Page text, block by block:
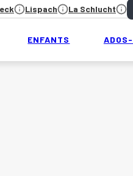
Lispach La Schlucht
ENFANTS